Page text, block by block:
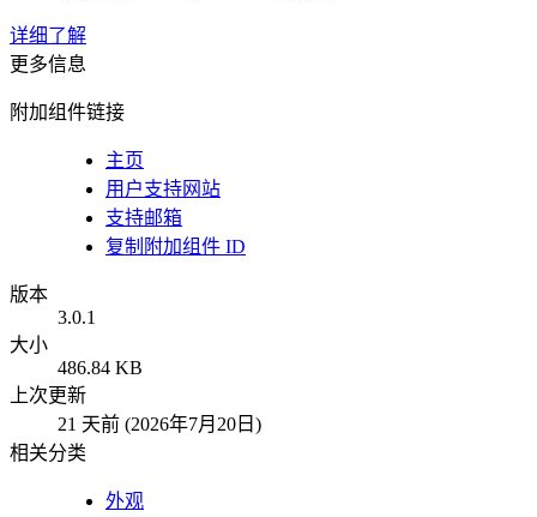
详细了解
更多信息
附加组件链接
主页
用户支持网站
支持邮箱
复制附加组件 ID
版本
3.0.1
大小
486.84 KB
上次更新
21 天前 (2026年7月20日)
相关分类
外观